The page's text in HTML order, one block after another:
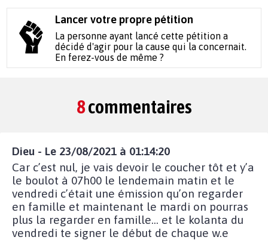
Lancer votre propre pétition
La personne ayant lancé cette pétition a
décidé d'agir pour la cause qui la concernait.
En ferez-vous de même ?
8commentaires
Dieu - Le 23/08/2021 à 01:14:20
Car c’est nul, je vais devoir le coucher tôt et y’a
le boulot à 07h00 le lendemain matin et le
vendredi c’était une émission qu’on regarder
en famille et maintenant le mardi on pourras
plus la regarder en famille… et le kolanta du
vendredi te signer le début de chaque w.e